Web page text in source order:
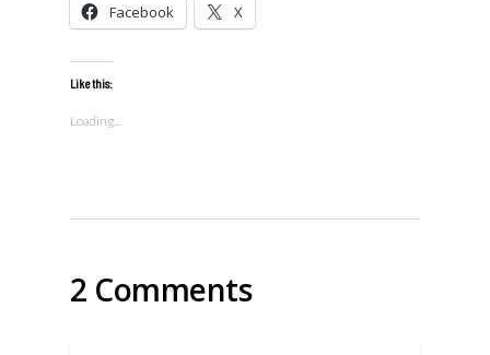
Facebook X
Like this:
Loading...
2 Comments